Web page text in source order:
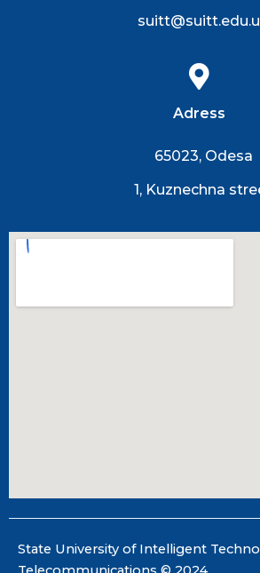
Adress
65023, Odesa
1, Kuznechna
State University of Intelligent